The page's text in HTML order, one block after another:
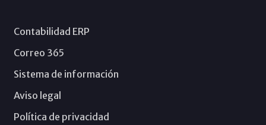
Contabilidad ERP
Correo 365
Sistema de información
Aviso legal
Política de privacidad